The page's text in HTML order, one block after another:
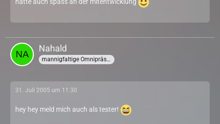
hätte auch spass an der mitentwicklung
Nahald
mannigfaltige Omnipräsenz
31. Juli 2005 um 11:30
hey hey meld mich auch als tester!